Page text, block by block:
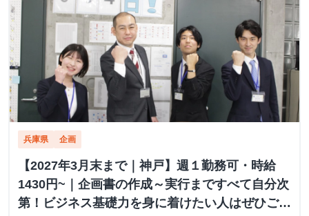
兵庫県 企画
【2027年3月末まで｜神戸】週１勤務可・時給
1430円~｜企画書の作成～実行まですべて自分次
第！ビジネス基礎力を身に着けたい人はぜひご応